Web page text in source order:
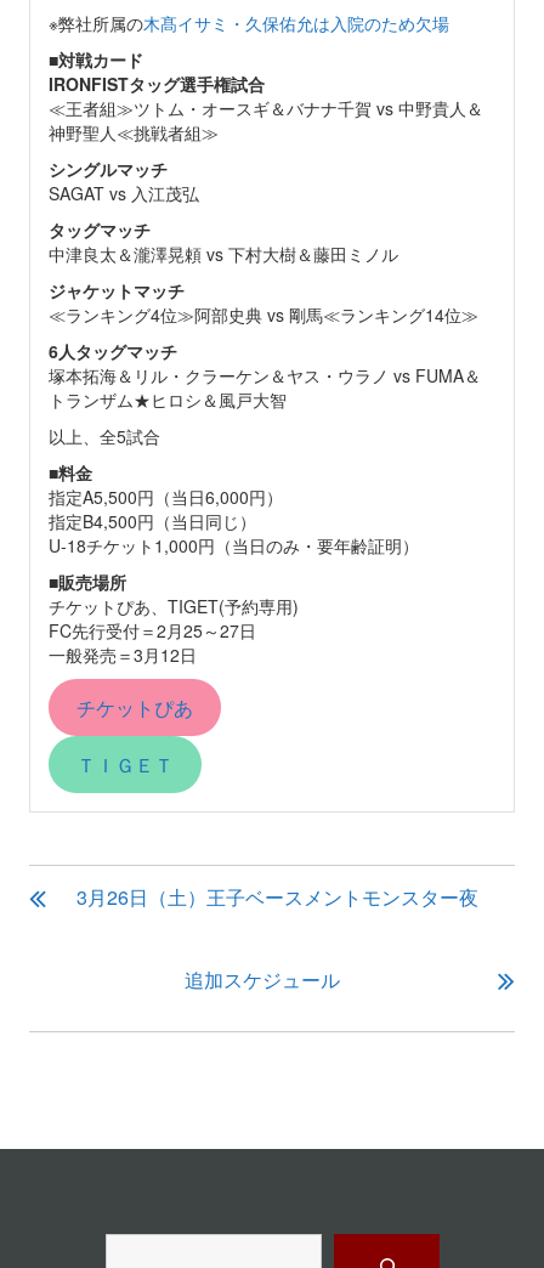
※弊社所属の木髙イサミ・久保佑允は入院のため欠場
■対戦カード
IRONFISTタッグ選手権試合
≪王者組≫ツトム・オースギ＆バナナ千賀 vs 中野貴人＆
神野聖人≪挑戦者組≫
シングルマッチ
SAGAT vs 入江茂弘
タッグマッチ
中津良太＆瀧澤晃頼 vs 下村大樹＆藤田ミノル
ジャケットマッチ
≪ランキング4位≫阿部史典 vs 剛馬≪ランキング14位≫
6人タッグマッチ
塚本拓海＆リル・クラーケン＆ヤス・ウラノ vs FUMA＆
トランザム★ヒロシ＆風戸大智
以上、全5試合
■料金
指定A5,500円（当日6,000円）
指定B4,500円（当日同じ）
U-18チケット1,000円（当日のみ・要年齢証明）
■販売場所
チケットぴあ、TIGET(予約専用)
FC先行受付＝2月25～27日
一般発売＝3月12日
チケットぴあ
ＴＩＧＥＴ
投
稿
ゲ
ョ
3月26日（土）王子ベースメントモンスター夜
追加スケジュール